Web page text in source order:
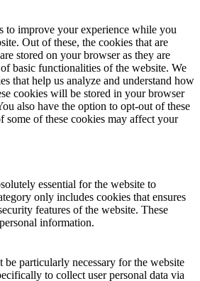
to improve your experience while you
Out of these, the cookies that are
stored on your browser as they are
basic functionalities of the website. We
that help us analyze and understand how
cookies will be stored in your browser
also have the option to opt-out of these
some of these cookies may affect your
essential for the website to
only includes cookies that ensures
features of the website. These
information.
particularly necessary for the website
to collect user personal data via